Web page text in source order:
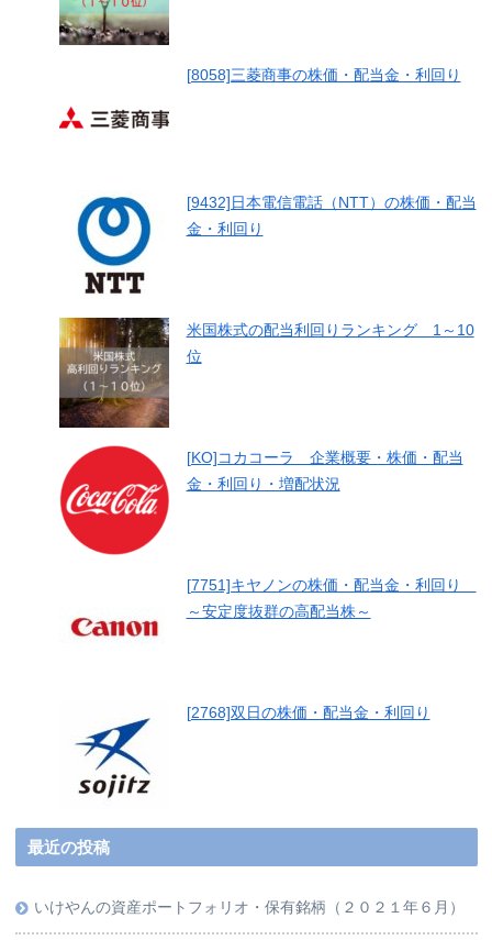
[8058]三菱商事の株価・配当金・利回り
[9432]日本電信電話（NTT）の株価・配当
金・利回り
米国株式の配当利回りランキング 1～10
位
[KO]コカコーラ 企業概要・株価・配当
金・利回り・増配状況
[7751]キヤノンの株価・配当金・利回り
～安定度抜群の高配当株～
[2768]双日の株価・配当金・利回り
最近の投稿
いけやんの資産ポートフォリオ・保有銘柄（２０２１年６月）